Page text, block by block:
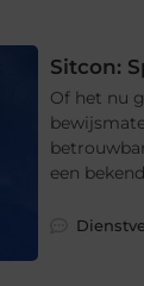
Sitcon:
Of het nu
een